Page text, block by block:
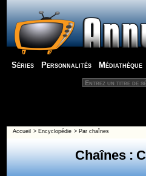
Séries Personnalités Médiathèque
Accueil > Encyclopédie > Par chaînes
Chaînes :